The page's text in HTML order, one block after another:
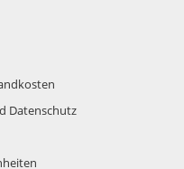
Datenschutz